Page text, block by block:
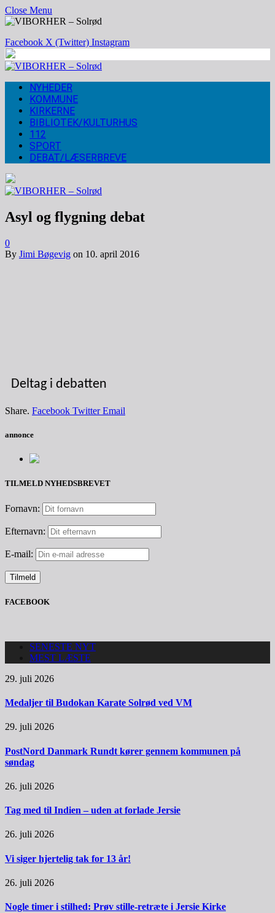
Close Menu
Facebook X (Twitter) Instagram
NYHEDER
KOMMUNE
KIRKERNE
BIBLIOTEK/KULTURHUS
112
SPORT
DEBAT/LÆSERBREVE
Asyl og flygning debat
0
By Jimi Bøgevig on 10. april 2016
Deltag i debatten
Share. Facebook Twitter Email
annonce
TILMELD NYHEDSBREVET
Fornavn:
Efternavn:
E-mail:
FACEBOOK
SENESTE NYT
MEST LÆSTE
29. juli 2026
Medaljer til Budokan Karate Solrød ved VM
29. juli 2026
PostNord Danmark Rundt kører gennem kommunen på
søndag
26. juli 2026
Tag med til Indien – uden at forlade Jersie
26. juli 2026
Vi siger hjertelig tak for 13 år!
26. juli 2026
Nogle timer i stilhed: Prøv stille-retræte i Jersie Kirke